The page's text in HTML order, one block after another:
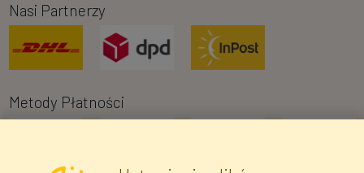
Nasi Partnerzy
Metody Płatności